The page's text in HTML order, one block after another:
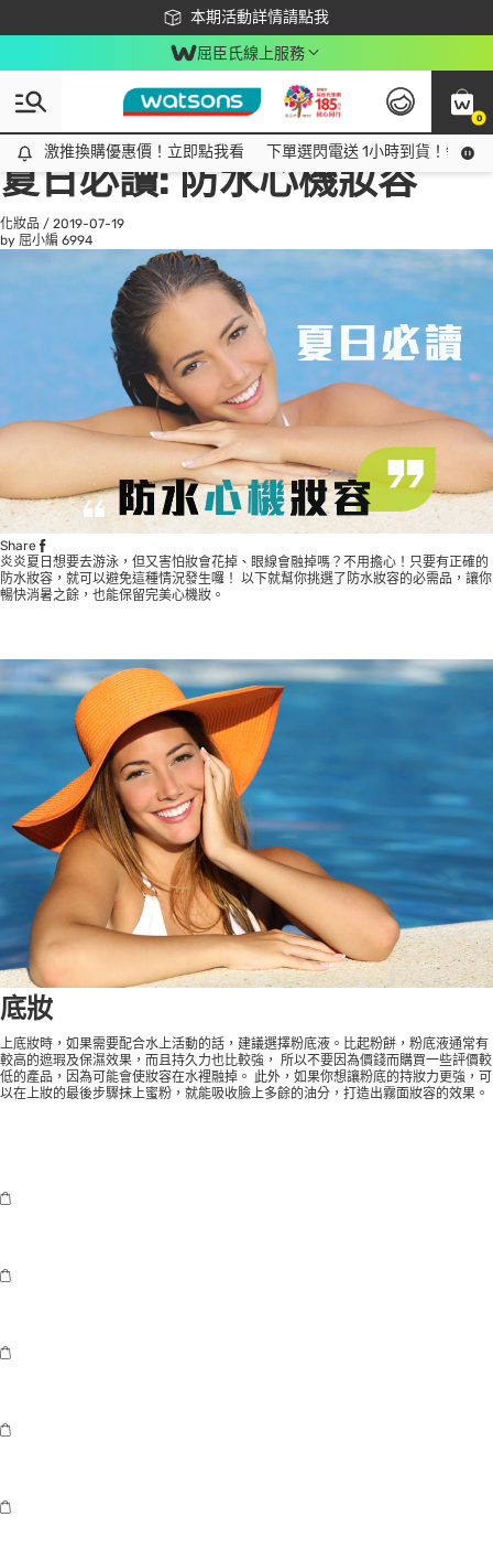
本期活動詳情請點我
下載app最高回饋$350
屈臣氏線上服務
0
激推換購優惠價！立即點我看
激推換購優惠價！立即點我看 下單選閃電送 1小時到貨！領神
All
話題趨勢
夏日必讀: 防水心機妝容
化妝品 / 2019-07-19
by 屈小編 6994
Share
炎炎夏日想要去游泳，但又害怕妝會花掉、眼線會融掉嗎？不用擔心！只要有正確的
防水妝容，就可以避免這種情況發生囉！ 以下就幫你挑選了防水妝容的必需品，讓你
暢快消暑之餘，也能保留完美心機妝。
底妝
上底妝時，如果需要配合水上活動的話，建議選擇粉底液。比起粉餅，粉底液通常有
較高的遮瑕及保濕效果，而且持久力也比較強， 所以不要因為價錢而購買一些評價較
低的產品，因為可能會使妝容在水裡融掉。 此外，如果你想讓粉底的持妝力更強，可
以在上妝的最後步驟抹上蜜粉，就能吸收臉上多餘的油分，打造出霧面妝容的效果。